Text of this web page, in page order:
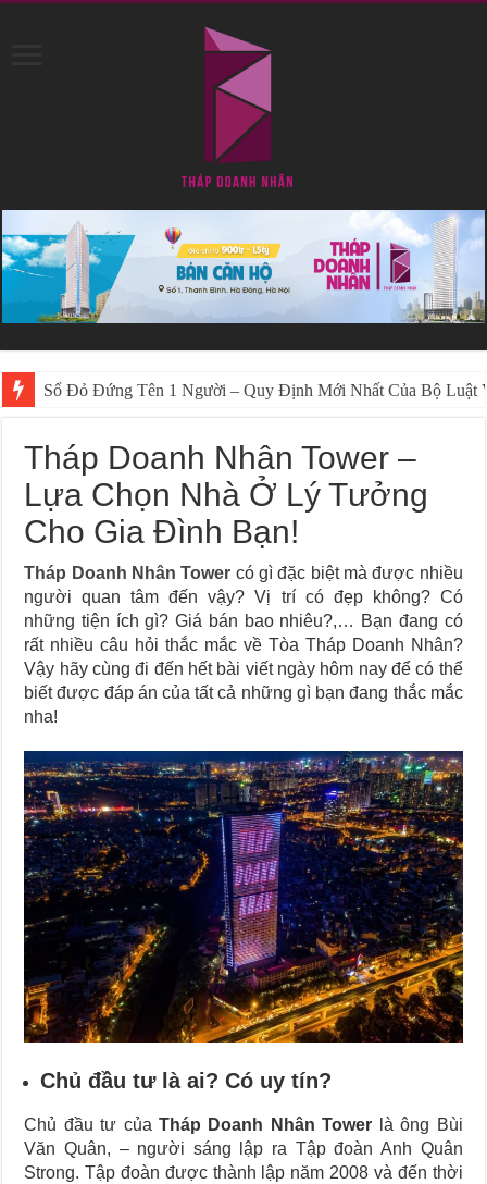
Hướng Dẫn Cách Để “Sổ Đỏ Đứng Tên 2 Vợ Chồng” Mới
Tháp Doanh Nhân Tower –
Lựa Chọn Nhà Ở Lý Tưởng
Cho Gia Đình Bạn!
Tháp Doanh Nhân Tower có gì đặc biệt mà được nhiều
người quan tâm đến vậy? Vị trí có đẹp không? Có
những tiện ích gì? Giá bán bao nhiêu?,… Bạn đang có
rất nhiều câu hỏi thắc mắc về Tòa Tháp Doanh Nhân?
Vậy hãy cùng đi đến hết bài viết ngày hôm nay để có thể
biết được đáp án của tất cả những gì bạn đang thắc mắc
nha!
Chủ đầu tư là ai? Có uy tín?
Chủ đầu tư của Tháp Doanh Nhân Tower là ông Bùi
Văn Quân, – người sáng lập ra Tập đoàn Anh Quân
Strong. Tập đoàn được thành lập năm 2008 và đến thời